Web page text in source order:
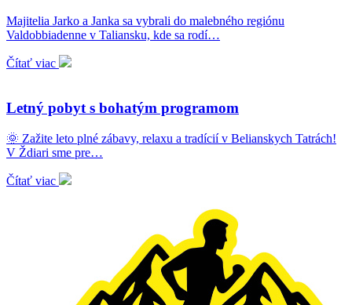
Majitelia Jarko a Janka sa vybrali do malebného regiónu
Valdobbiadenne v Taliansku, kde sa rodí…
Čítať viac
Letný pobyt s bohatým programom
🌞 Zažite leto plné zábavy, relaxu a tradícií v Belianskych Tatrách!
V Ždiari sme pre…
Čítať viac